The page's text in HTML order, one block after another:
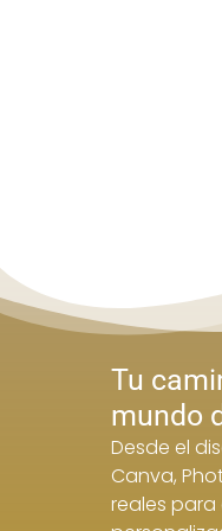
Tu
mundo
Desde el
Canva,
reales